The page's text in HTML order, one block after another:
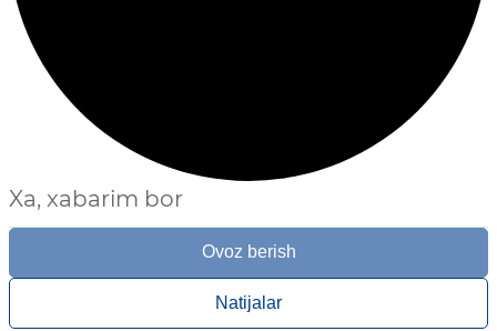
Xa, xabarim bor
Ovoz berish
Natijalar